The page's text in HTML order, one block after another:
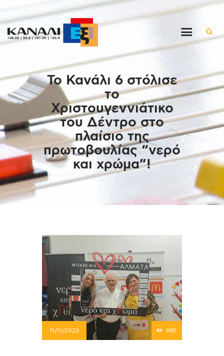
Το Κανάλι 6 στόλισε
το
Χριστουγεννιάτικο
του Δέντρο στο
πλαίσιο της
πρωτοβουλίας “νερό
και χρώμα”!
Αρχική
Εκπομπές
Στον ρυθμό της μέρας
Ένθετα
Διαγωνισμοί/Live Links
Ποιοι είμαστε
Επικοινωνία
11/11/2023 985